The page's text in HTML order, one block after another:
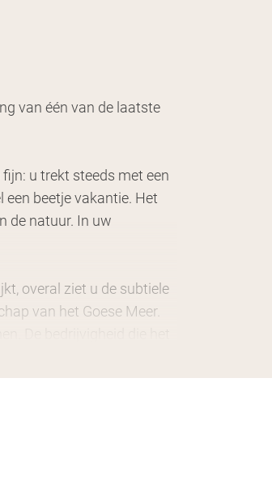
van één van de laatste
u trekt steeds met een
beetje vakantie. Het
de natuur. In uw
overal ziet u de subtiele
van het Goese Meer.
wandel- of
al sinds 1853.